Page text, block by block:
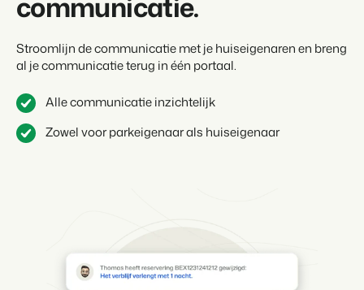
Stroomlijn de communicatie met je huiseigenaren en breng
al je communicatie terug in één portaal.
Alle communicatie inzichtelijk
Zowel voor parkeigenaar als huiseigenaar